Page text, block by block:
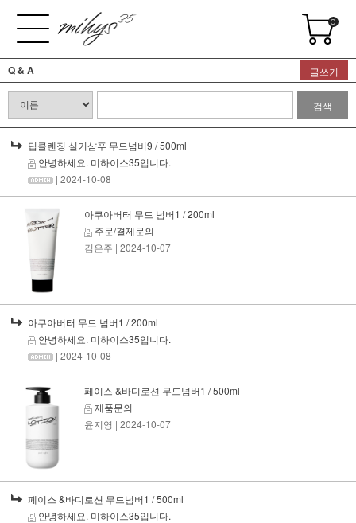
0
Q & A 글쓰기
검색
딥클렌징 실키샴푸 무드넘버9 / 500ml
안녕하세요. 미하이스35입니다.
| 2024-10-08
아쿠아버터 무드 넘버1 / 200ml
주문/결제문의
김은주 | 2024-10-07
아쿠아버터 무드 넘버1 / 200ml
안녕하세요. 미하이스35입니다.
| 2024-10-08
페이스 &바디로션 무드넘버1 / 500ml
제품문의
윤지영 | 2024-10-07
페이스 &바디로션 무드넘버1 / 500ml
안녕하세요. 미하이스35입니다.